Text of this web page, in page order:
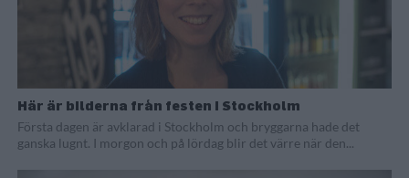
Här är bilderna från festen i Stockholm
Första dagen är avklarad i Stockholm och bryggarna hade det
ganska lugnt. I morgon och på lördag blir det värre när den...